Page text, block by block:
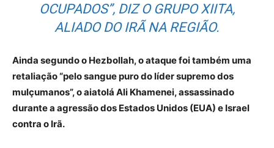
OCUPADOS”, DIZ O GRUPO XIITA,
ALIADO DO IRÃ NA REGIÃO.
Ainda segundo o Hezbollah, o ataque foi também uma
retaliação “pelo sangue puro do líder supremo dos
mulçumanos”, o aiatolá Ali Khamenei, assassinado
durante a agressão dos Estados Unidos (EUA) e Israel
contra o Irã.